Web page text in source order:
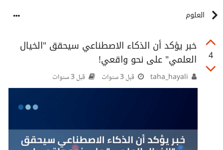
العلوم
4
خبر يؤكد أن الذكاء الاصطناعي سيحقق "الخيال
العلمي" على نحو واقعي!
قبل 3 سنوات قبل 3 سنوات